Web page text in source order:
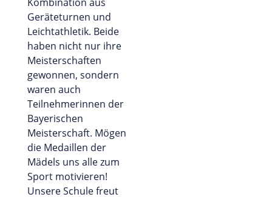
Geräteturnen und
Leichtathletik. Beide
haben nicht nur ihre
Meisterschaften
gewonnen, sondern
waren auch
Teilnehmerinnen der
Bayerischen
Meisterschaft. Mögen
die Medaillen der
Mädels uns alle zum
Sport motivieren!
Unsere Schule freut